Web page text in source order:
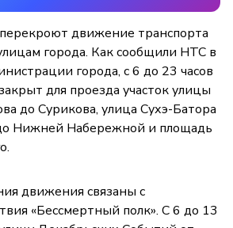
движение транспорта
города. Как сообщили НТС в
города, с 6 до 23 часов
для проезда участок улицы
до Сурикова, улица Сухэ-Батора
Нижней Набережной и площадь
движения связаны с
«Бессмертный полк». С 6 до 13